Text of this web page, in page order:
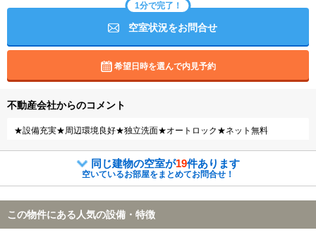
1分で完了！
空室状況をお問合せ
希望日時を選んで内見予約
不動産会社からのコメント
★設備充実★周辺環境良好★独立洗面★オートロック★ネット無料
同じ建物の空室が19件あります
空いているお部屋をまとめてお問合せ！
この物件にある人気の設備・特徴